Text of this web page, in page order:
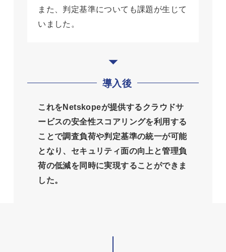
また、判定基準についても課題が生じて
いました。
導入後
これをNetskopeが提供するクラウドサ
ービスの安全性スコアリングを利用する
ことで調査負荷や判定基準の統一が可能
となり、セキュリティ面の向上と管理負
荷の低減を同時に実現することができま
した。